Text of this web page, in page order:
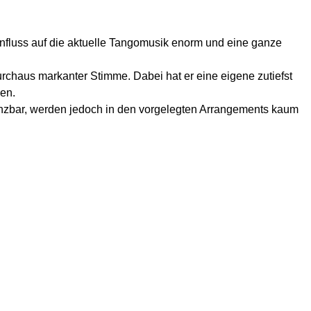
auf die aktuelle Tangomusik enorm und eine ganze
markanter Stimme. Dabei hat er eine eigene zutiefst
werden jedoch in den vorgelegten Arrangements kaum